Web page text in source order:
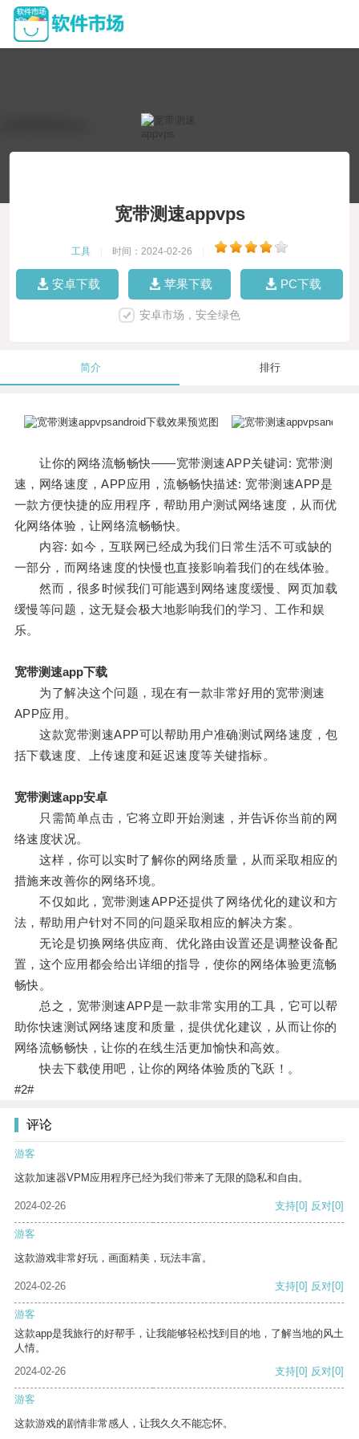
宽带测速appvps
工具 时间：2024-02-26
安卓下载 苹果下载 PC下载
安卓市场，安全绿色
简介 排行
让你的网络流畅畅快——宽带测速APP关键词: 宽带测
速，网络速度，APP应用，流畅畅快描述: 宽带测速APP是
一款方便快捷的应用程序，帮助用户测试网络速度，从而优
化网络体验，让网络流畅畅快。
内容: 如今，互联网已经成为我们日常生活不可或缺的
一部分，而网络速度的快慢也直接影响着我们的在线体验。
然而，很多时候我们可能遇到网络速度缓慢、网页加载
缓慢等问题，这无疑会极大地影响我们的学习、工作和娱
乐。
宽带测速app下载
为了解决这个问题，现在有一款非常好用的宽带测速
APP应用。
这款宽带测速APP可以帮助用户准确测试网络速度，包
括下载速度、上传速度和延迟速度等关键指标。
宽带测速app安卓
只需简单点击，它将立即开始测速，并告诉你当前的网
络速度状况。
这样，你可以实时了解你的网络质量，从而采取相应的
措施来改善你的网络环境。
不仅如此，宽带测速APP还提供了网络优化的建议和方
法，帮助用户针对不同的问题采取相应的解决方案。
无论是切换网络供应商、优化路由设置还是调整设备配
置，这个应用都会给出详细的指导，使你的网络体验更流畅
畅快。
总之，宽带测速APP是一款非常实用的工具，它可以帮
助你快速测试网络速度和质量，提供优化建议，从而让你的
网络流畅畅快，让你的在线生活更加愉快和高效。
快去下载使用吧，让你的网络体验质的飞跃！。
#2#
评论
游客
这款加速器VPM应用程序已经为我们带来了无限的隐私和自由。
2024-02-26 支持[0] 反对[0]
游客
这款游戏非常好玩，画面精美，玩法丰富。
2024-02-26 支持[0] 反对[0]
游客
这款app是我旅行的好帮手，让我能够轻松找到目的地，了解当地的风土
人情。
2024-02-26
支持[0] 反对[0]
游客
这款游戏的剧情非常感人，让我久久不能忘怀。